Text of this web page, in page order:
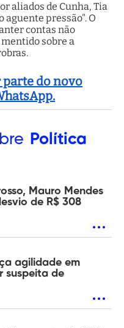
aliados de Cunha, Tia
aguente pressão". O
contas não
sobre a
parte do novo
Política
Mauro Mendes
de R$ 308
agilidade em
suspeita de